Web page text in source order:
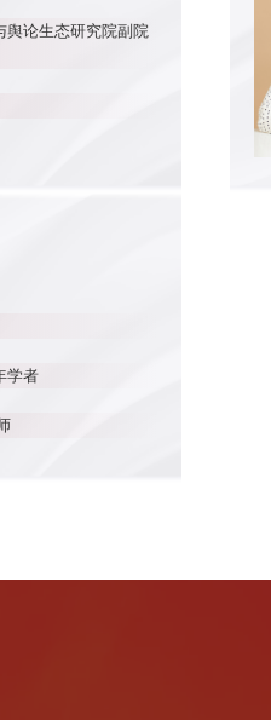
舆论生态研究院副院
学者